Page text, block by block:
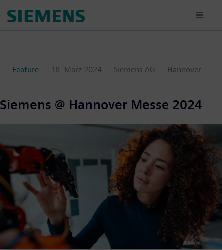
para
Feature
18. März 2024 Siemens AG Hannover
Siemens @ Hannover Messe 2024